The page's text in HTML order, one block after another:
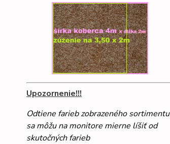
Upozornenie!!!
Odtiene farieb zobrazeného sortimentu
sa môžu na monitore mierne líšiť od
skutočných farieb